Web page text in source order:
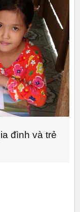
đình và trẻ